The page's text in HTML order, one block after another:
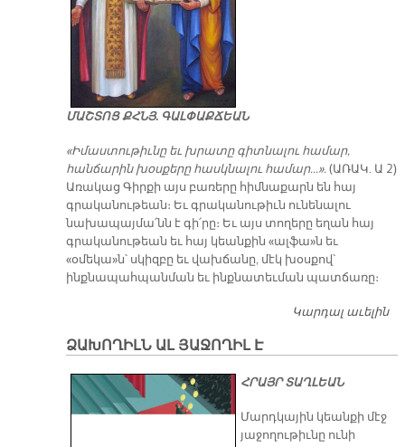
ՄԱՇՏՈՑ ՔՀՆՅ. ԳԱԼՓԱՔՃԵԱՆ
«Իմաստութիւնը եւ խրատը գիտնալու համար,
հանճարին խօսքերը հասկնալու համար…».(ԱՌԱԿ. Ա 2)
Առակաց Գիրքի այս բառերը հիմնաքարն են հայ
գրականութեան։ Եւ գրականութիւն ունենալու
նախապայմա՛նն է գի՛րը։ Եւ այս տողերը եղան հայ
գրականութեան եւ հայ կեանքին «ալֆա»ն եւ
«օմեկա»ն՝ սկիզբը եւ վախճանը, մէկ խօսքով՝
ինքնապահպանման եւ ինքնատեւման պատճառը։
Կարդալ աւելին
ՁԱԽՈՂԻԼՆ ԱԼ ՅԱՋՈՂԻԼ Է
ՀՐԱՅՐ ՏԱՂԼԵԱՆ
Մարդկային կեանքի մէջ
յաջողութիւնը ունի